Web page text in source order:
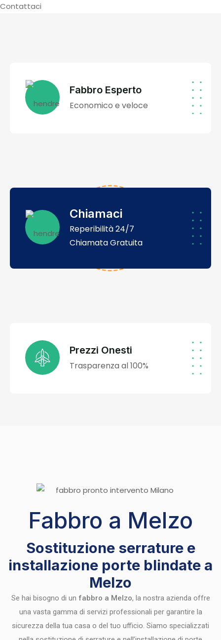
Contattaci
Fabbro Esperto
Economico e veloce
Chiamaci
Reperibilità 24/7
Chiamata Gratuita
Prezzi Onesti
Trasparenza al 100%
Fabbro a Melzo
Sostituzione serrature e
installazione porte blindate a
Melzo
Se hai bisogno di un fabbro a Melzo, la nostra azienda offre
una vasta gamma di servizi professionali per garantire la
sicurezza della tua casa o del tuo ufficio. Siamo specializzati